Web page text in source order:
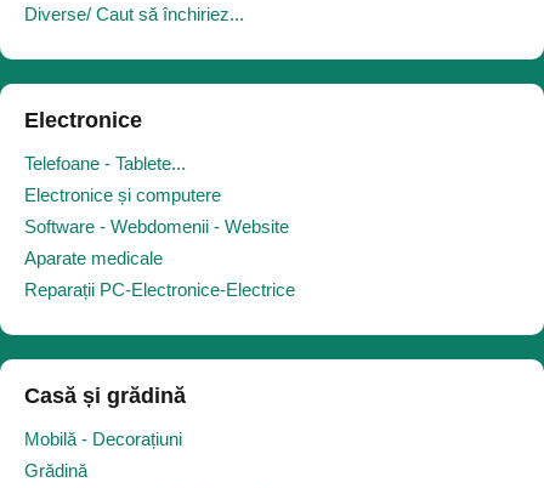
Diverse/ Caut să închiriez...
Electronice
Telefoane - Tablete...
Electronice și computere
Software - Webdomenii - Website
Aparate medicale
Reparații PC-Electronice-Electrice
Casă și grădină
Mobilă - Decorațiuni
Grădină